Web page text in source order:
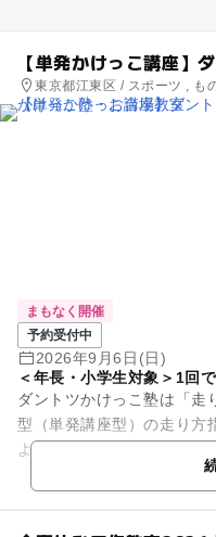
【単発かけっこ講座】
東京都江東区 / スポーツ , も
まもなく開催
予約受付中
2026年9月6日(日)
＜年長・小学生対象＞1回
ダントツかけっこ塾は「走
型（単発講座型）の走り方指導塾です。 か
ように、正しく理解し練習